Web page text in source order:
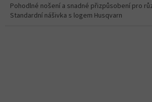
Pohodlné nošení a snadné přizpůsobení pro
Standardní nášivka s logem Husqvarn